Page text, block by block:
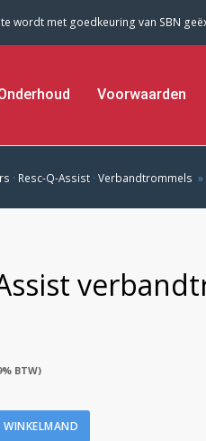
wordt met goedkeuring van SBN
Voorwaarden
· Resc-Q-Assist· Verbandtrommels »
BTW)
WINKELMAND